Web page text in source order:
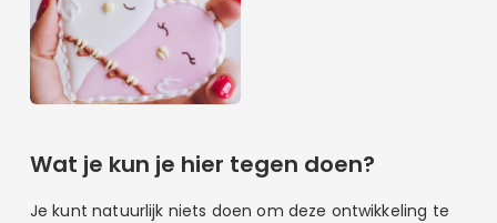
Wat je kun je hier tegen doen?
Je kunt natuurlijk niets doen om deze ontwikkeling te